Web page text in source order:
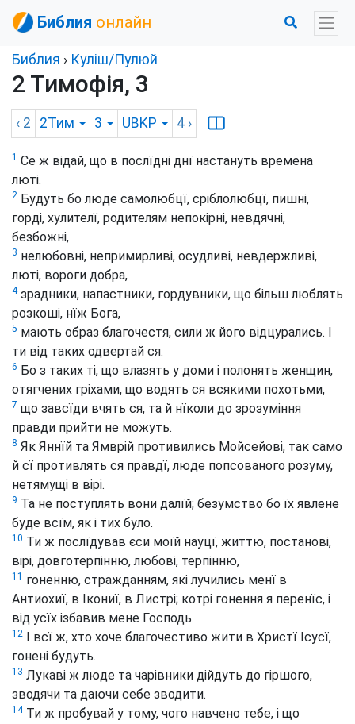
Библия онлайн
Библия › Куліш/Пулюй
2 Тимофія, 3
‹ 2 2Тим 3 UBKP 4 ›
1 Се ж відай, що в послїдні днї настануть времена
люті.
2 Будуть бо люде самолюбцї, сріблолюбцї, пишні,
горді, хулителї, родителям непокірні, невдячні,
безбожні,
3 нелюбовні, непримирливі, осудливі, невдержливі,
люті, вороги добра,
4зрадники, напастники, гордувники, що більш люблять
розкоші, нїж Бога,
5 мають образ благочестя, сили ж його відцурались. І
ти від таких одвертай ся.
6 Бо з таких ті, що влазять у доми і полонять женщин,
отягчених гріхами, що водять ся всякими похотьми,
7 що завсїди вчять ся, та й нїколи до зрозуміння
правди прийти не можуть.
8 Як Яннїй та Ямврій противились Мойсейові, так само
й сї противлять ся правдї, люде попсованого розуму,
нетямущі в вірі.
9 Та не поступлять вони далїй; безумство бо їх явлене
буде всїм, як і тих було.
10 Ти ж послїдував єси моїй науцї, життю, постанові,
вірі, довготерпінню, любові, терпінню,
11 гоненню, стражданням, які лучились менї в
Антиохиї, в Ікониї, в Листрі; котрі гонення я перенїс, і
від усїх ізбавив мене Господь.
12
І всї ж, хто хоче благочестиво жити в Христї Ісусї,
гонені будуть.
13 Лукаві ж люде та чарівники дійдуть до гіршого,
зводячи та даючи себе зводити.
14Ти ж пробувай у тому, чого навчено тебе, і що